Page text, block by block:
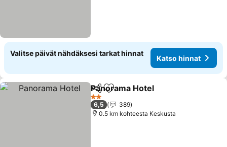
Valitse päivät nähdäksesi tarkat hinnat
Katso hinnat
Jaa Lisää suosikkeihin
Panorama Hotel
2 Tähtiluokitus
6,5
389
0.5 km kohteesta Keskusta